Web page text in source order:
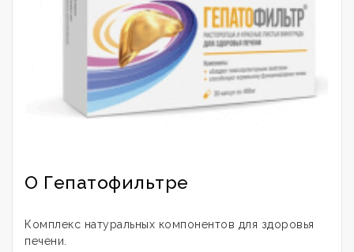
О Гепатофильтре
Комплекс натуральных компонентов для здоровья
печени.